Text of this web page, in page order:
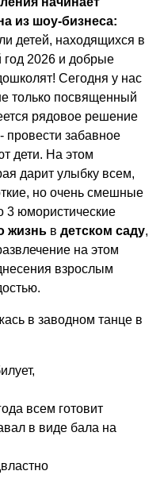
из шоу-бизнеса:
детей, находящихся в
год 2026 и добрые
Сегодня у нас
только посвященный
рядовое решение
провести забавное
дети. На этом
дарит улыбку всем,
но очень смешные
3 юмористические
жизнь в детском саду,
на этом
взрослым
в заводном танце в
всем готовит
в виде бала на